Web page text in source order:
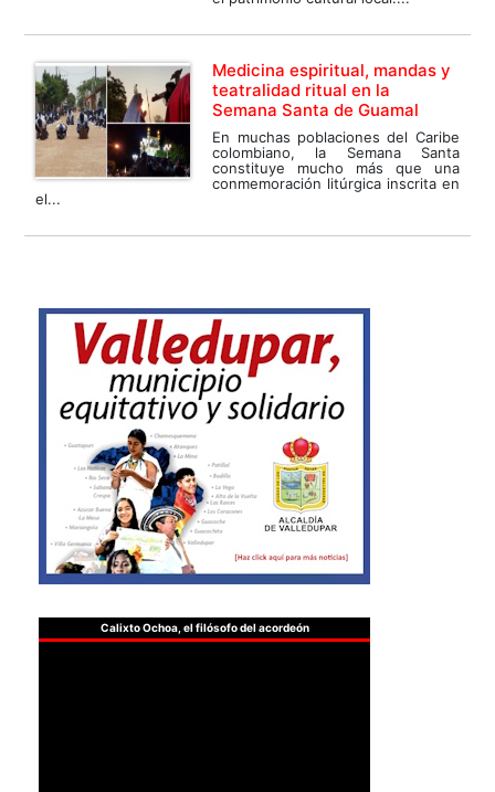
Medicina espiritual, mandas y
teatralidad ritual en la
Semana Santa de Guamal
En muchas poblaciones del Caribe
colombiano, la Semana Santa
constituye mucho más que una
conmemoración litúrgica inscrita en
el...
Calixto Ochoa, el filósofo del acordeón